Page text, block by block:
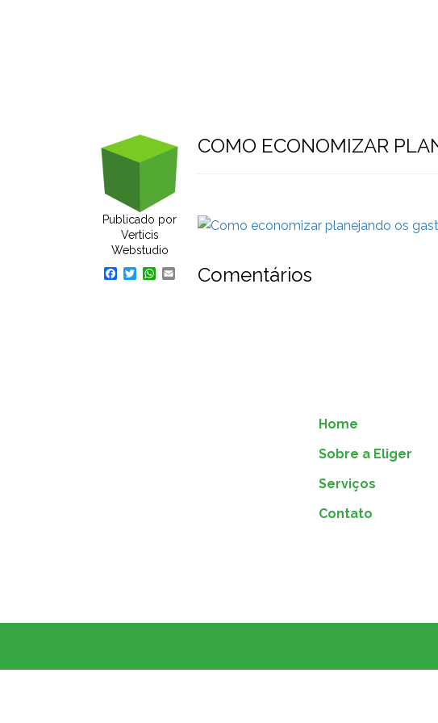
Publicado por
Verticis
Webstudio
Facebook
TwitterWhatsApp
Email
COMO ECONOMIZAR
Comentários
Home
Sobre a Eliger
Serviços
Contato